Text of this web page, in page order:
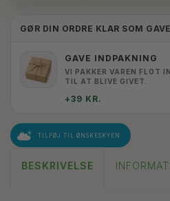
GØR DIN ORDRE KLAR SOM GAVE
GAVE INDPAKNING
VI PAKKER VAREN FLOT
TIL AT BLIVE GIVET.
+39 KR.
TILFØJ TIL ØNSKESKYEN
BESKRIVELSE